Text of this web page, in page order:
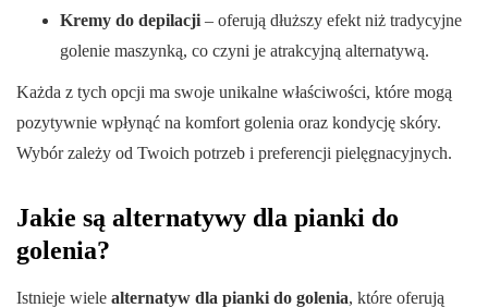
Kremy do depilacji – oferują dłuższy efekt niż tradycyjne
golenie maszynką, co czyni je atrakcyjną alternatywą.
Każda z tych opcji ma swoje unikalne właściwości, które mogą
pozytywnie wpłynąć na komfort golenia oraz kondycję skóry.
Wybór zależy od Twoich potrzeb i preferencji pielęgnacyjnych.
Jakie są alternatywy dla pianki do
golenia?
Istnieje wiele alternatyw dla pianki do golenia, które oferują